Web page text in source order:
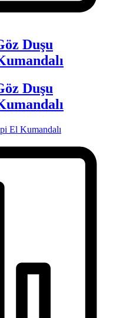
Duşu
Duşu